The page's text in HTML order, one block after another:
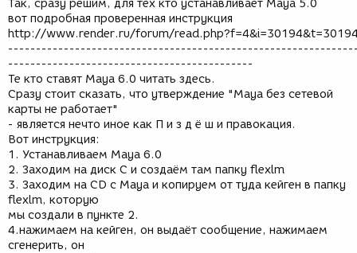
Так, сразу решим, для тех кто устанавливает Maya 5.0
вот подробная проверенная инструкция
http://www.render.ru/forum/
--------------------------------------------
Те кто ставят Maya 6.0 читать здесь.
Сразу стоит сказать, что утверждение "Maya без сетевой
карты не работает"
- является нечто иное как П и з д ё ш и правокация.
Вот инструкция:
1. Устанавливаем Maya 6.0
2. Заходим на диск С и создаём там папку flexlm
3. Заходим на CD с Maya и копируем от туда кейген в папку
flexlm, которую
мы создали в пункте 2.
4.нажимаем на кейген, он выдаёт сообщение, нажимаем
сгенерить, он